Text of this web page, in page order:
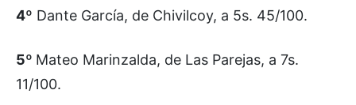
4º Dante García, de Chivilcoy, a 5s. 45/100.
5º Mateo Marinzalda, de Las Parejas, a 7s.
11/100.